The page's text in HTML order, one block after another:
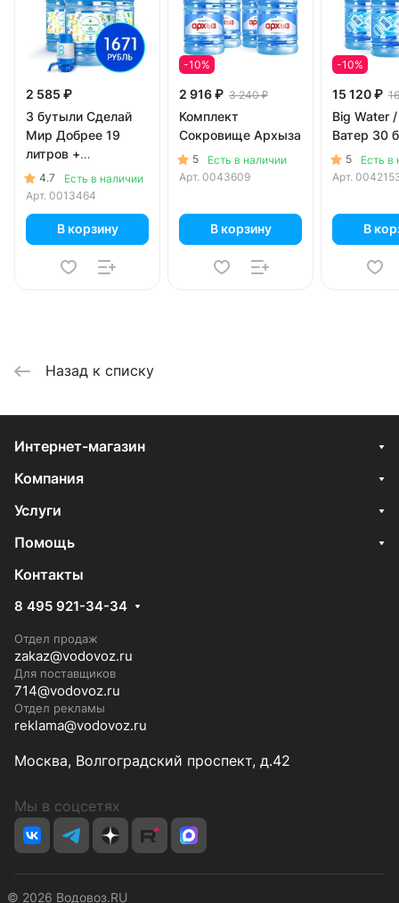
2 585 ₽
3 бутыли Сделай
Мир Добрее 19
литров +
механическая
помпа
4.7
Есть в наличии
Арт. 0013464
В корзину
-10%
2 916 ₽ 3 240 ₽
Комплект
Сокровище Архыза
5
Есть в наличии
Арт. 0043609
В корзину
-10%
15 120 ₽
Big Water
Ватер 30
5
Есть в
Арт.
В
Назад к списку
Интернет-магазин
Компания
Услуги
Помощь
Контакты
8 495 921-34-34
Отдел продаж
zakaz@vodovoz.ru
Для поставщиков
714@vodovoz.ru
Отдел рекламы
reklama@vodovoz.ru
Москва, Волгоградский проспект, д.42
Мы в соцсетях
© 2026 Водовоз.RU